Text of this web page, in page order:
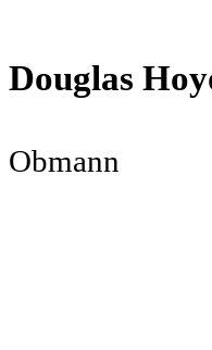
Douglas
Obmann